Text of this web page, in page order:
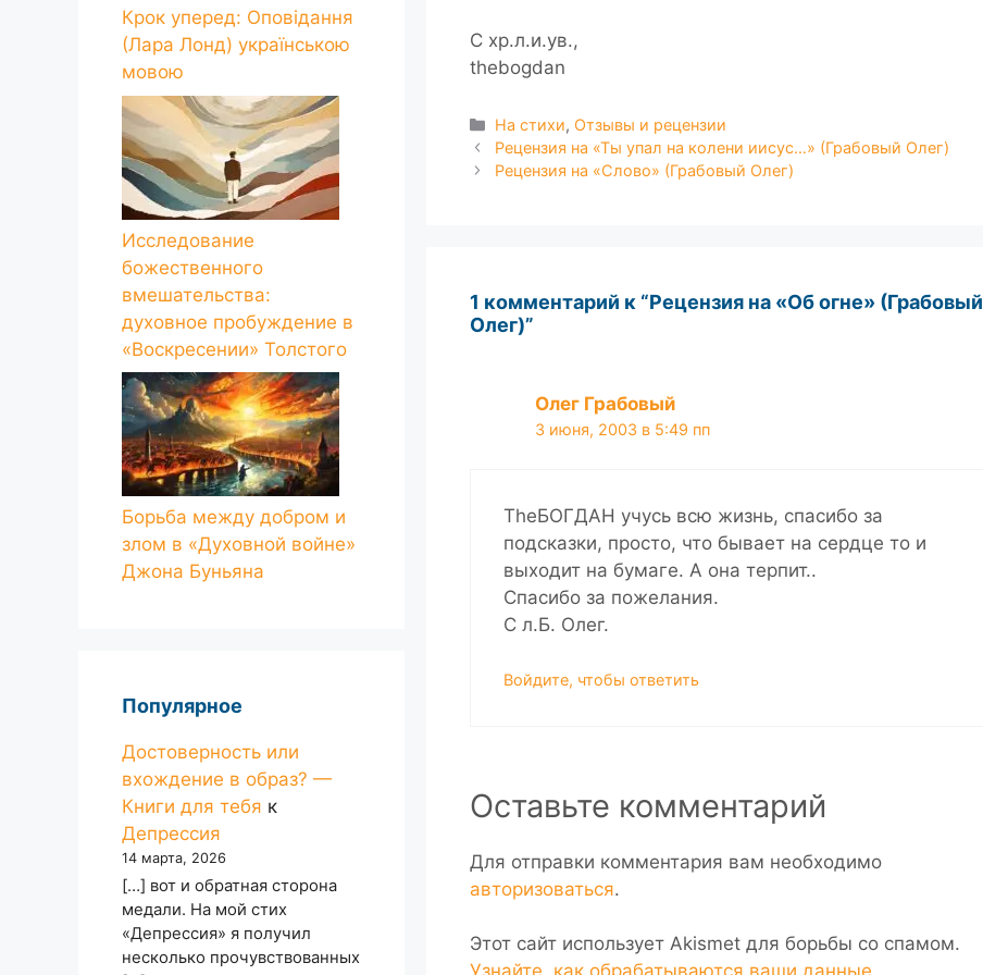
С хр.л.и.ув.,
thebogdan
Рубрики
На стихи, Отзывы и рецензии
Рецензия на «Ты упал на колени иисус…» (Грабовый Олег)
Рецензия на «Слово» (Грабовый Олег)
1 комментарий к “Рецензия на «Об огне» (Грабовый
Олег)”
Олег Грабовый
3 июня, 2003 в 5:49 пп
TheБОГДАН учусь всю жизнь, спасибо за
подсказки, просто, что бывает на сердце то и
выходит на бумаге. А она терпит..
Спасибо за пожелания.
С л.Б. Олег.
Войдите, чтобы ответить
Оставьте комментарий
Для отправки комментария вам необходимо
авторизоваться.
Этот сайт использует Akismet для борьбы со спамом.
Крок уперед: Оповідання
(Лара Лонд) українською
мовою
Исследование
божественного
вмешательства:
духовное пробуждение в
«Воскресении» Толстого
Борьба между добром и
злом в «Духовной войне»
Джона Буньяна
Популярное
Достоверность или
вхождение в образ? —
Книги для тебя к
Депрессия
14 марта, 2026
[…] вот и обратная сторона
медали. На мой стих
«Депрессия» я получил
несколько прочувствованных